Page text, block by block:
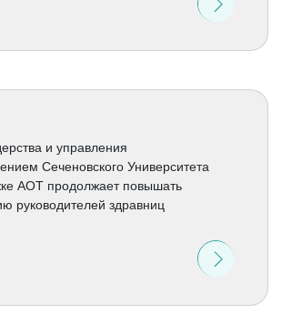
и управления
Сеченовского Университета
АОТ продолжает повышать
руководителей здравниц